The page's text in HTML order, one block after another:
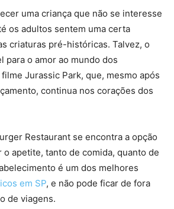
uma criança que não se interesse
os adultos sentem uma certa
criaturas pré-históricas. Talvez, o
para o amor ao mundo dos
Jurassic Park, que, mesmo após
continua nos corações dos
Restaurant se encontra a opção
o apetite, tanto de comida, quanto de
é um dos melhores
em SP, e não pode ficar de fora
de viagens.